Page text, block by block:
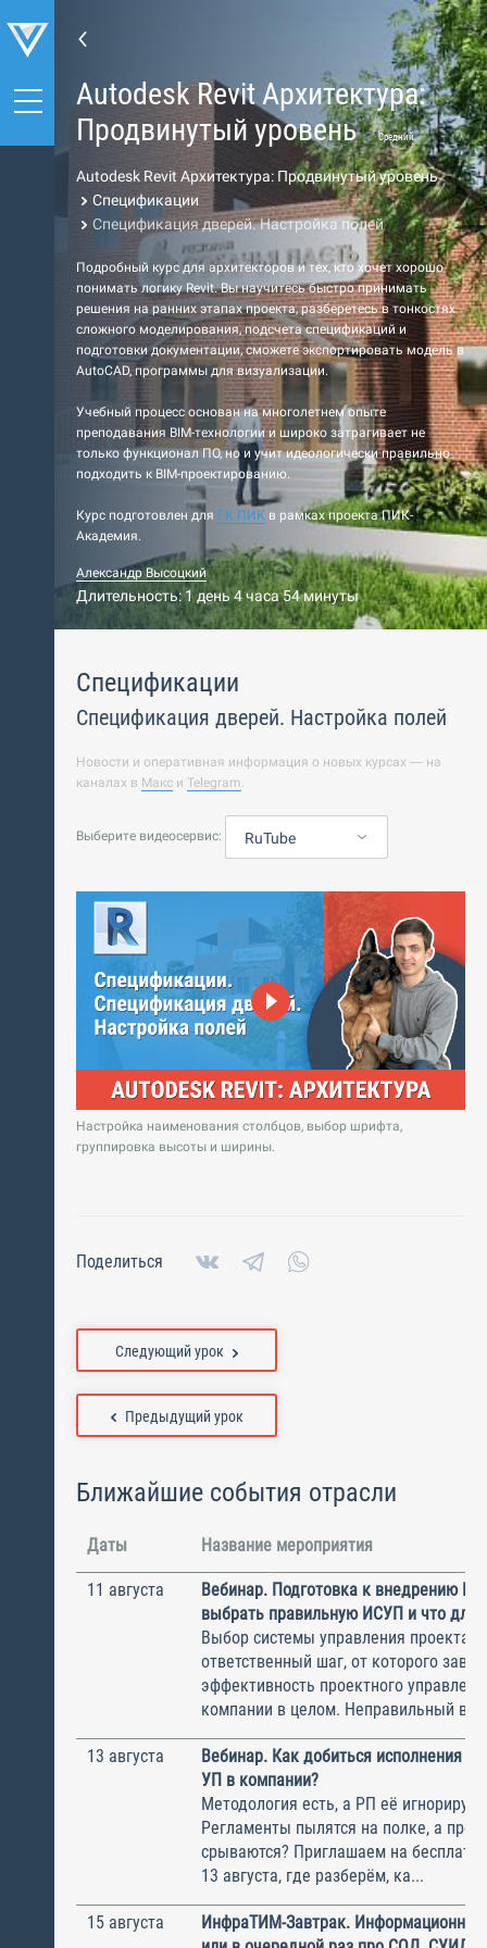
Autodesk Revit Архитектура:
Продвинутый уровень
Средний
Autodesk Revit Архитектура: Продвинутый уровень
Спецификации
Спецификация дверей. Настройка полей
Подробный курс для архитекторов и тех, кто хочет хорошо
понимать логику Revit. Вы научитесь быстро принимать
решения на ранних этапах проекта, разберетесь в тонкостях
сложного моделирования, подсчета спецификаций и
подготовки документации, сможете экспортировать модель в
AutoCAD, программы для визуализации.
Учебный процесс основан на многолетнем опыте
преподавания BIM-технологии и широко затрагивает не
только функционал ПО, но и учит идеологически правильно
подходить к BIM-проектированию.
Курс подготовлен для ГК ПИК в рамках проекта ПИК-
Академия.
Александр Высоцкий
Длительность: 1 день 4 часа 54 минуты
Спецификации
Спецификация дверей. Настройка полей
Новости и оперативная информация о новых курсах — на
каналах в Макс и Telegram.
Выберите видеосервис: RuTube
Настройка наименования столбцов, выбор шрифта,
группировка высоты и ширины.
Поделиться
Предыдущий урок
Следующий урок
Ближайшие события отрасли
Даты Название мероприятия
11 августа
Вебинар. Подготовка к внедрению
выбрать правильную ИСУП и что для
Выбор системы управления
ответственный шаг, от которого
эффективность проектного
компании в целом. Неправильный
13 августа
Вебинар. Как добиться исполнения
УП в компании?
Методология есть, а РП её
Регламенты пылятся на полке, а
срываются? Приглашаем на
13 августа, где разберём, ка...
15 августа
ИнфраТИМ-Завтрак.